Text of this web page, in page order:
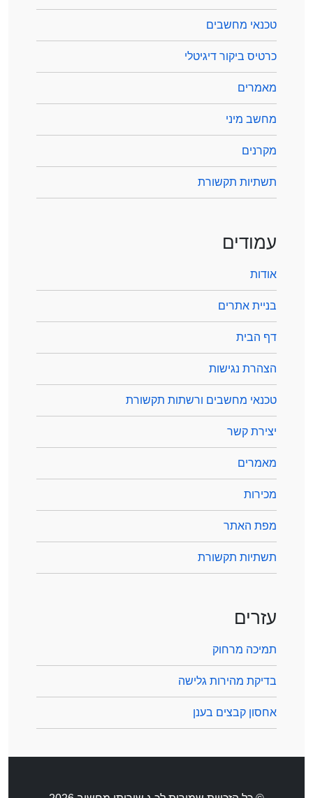
טכנאי מחשבים
כרטיס ביקור דיגיטלי
מאמרים
מחשב מיני
מקרנים
תשתיות תקשורת
עמודים
אודות
בניית אתרים
דף הבית
הצהרת נגישות
טכנאי מחשבים ורשתות תקשורת
יצירת קשר
מאמרים
מכירות
מפת האתר
תשתיות תקשורת
עזרים
תמיכה מרחוק
בדיקת מהירות גלישה
אחסון קבצים בענן